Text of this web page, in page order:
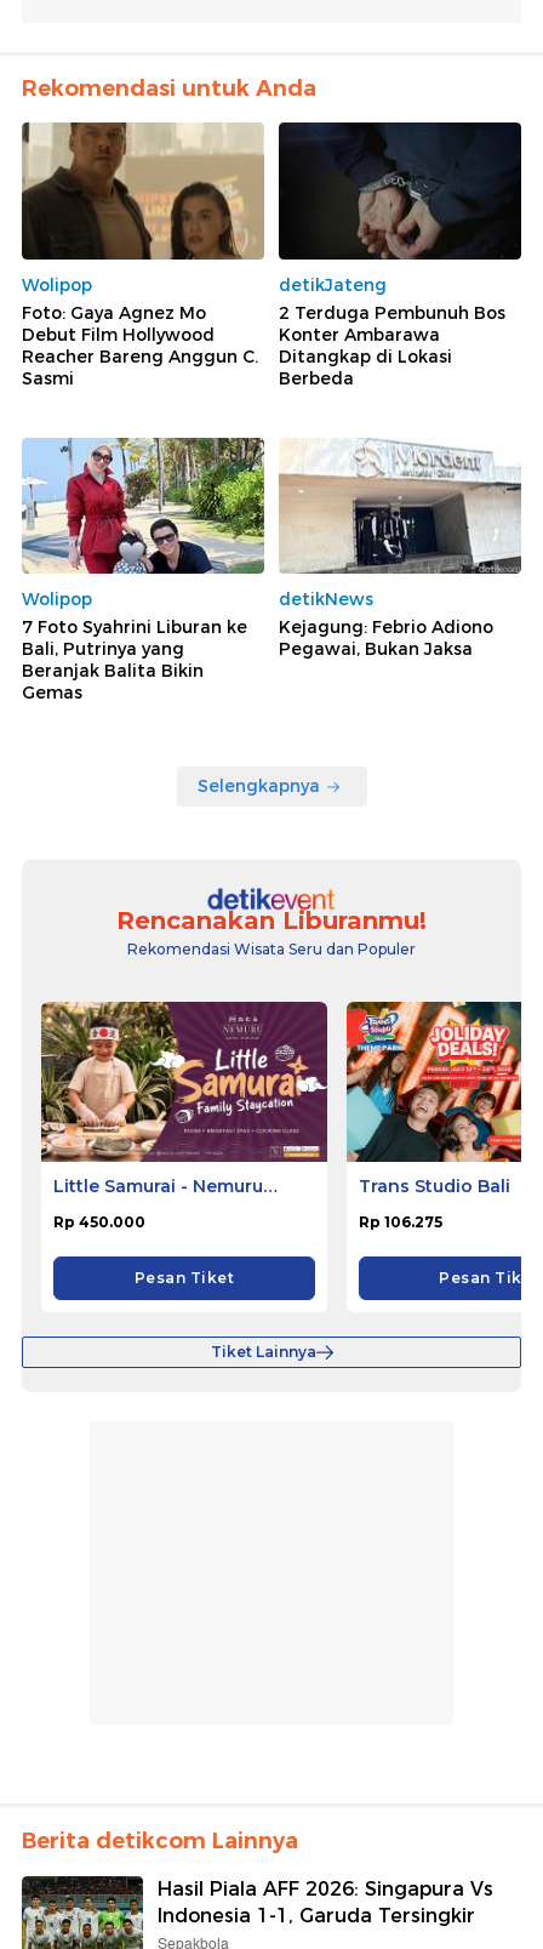
Rekomendasi untuk Anda
Wolipop
Foto: Gaya Agnez Mo
Debut Film Hollywood
Reacher Bareng Anggun C.
Sasmi
detikJateng
2 Terduga Pembunuh Bos
Konter Ambarawa
Ditangkap di Lokasi
Berbeda
Wolipop
7 Foto Syahrini Liburan ke
Bali, Putrinya yang
Beranjak Balita Bikin
Gemas
detikNews
Kejagung: Febrio Adiono
Pegawai, Bukan Jaksa
Selengkapnya
Rencanakan Liburanmu!
Rekomendasi Wisata Seru dan Populer
Little Samurai - Nemuru
Rp 450.000
Pesan Tiket
Trans Studio Bali
Rp 106.275
Pesan Tiket
Tiket Lainnya
Berita detikcom Lainnya
Hasil Piala AFF 2026: Singapura Vs
Indonesia 1-1, Garuda Tersingkir